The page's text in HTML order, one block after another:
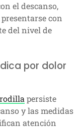
el descanso,
con
del nivel de
por dolor
persiste
y las medidas
atención